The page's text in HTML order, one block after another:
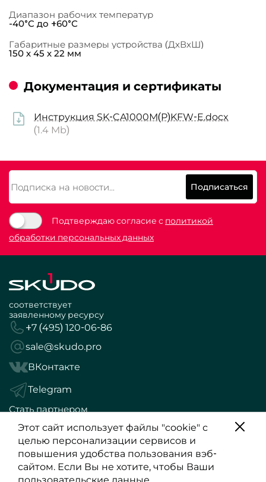
Диапазон рабочих температур
-40°C до +60°С
Габаритные размеры устройства (ДхВхШ)
150 х 45 х 22 мм
Документация и сертификаты
Инструкция SK-CA1000М(P)KFW-E.docx
(1.4 Mb)
Этот сайт использует файлы "cookie" с
целью персонализации сервисов и
повышения удобства пользования вэб-
сайтом. Если Вы не хотите, чтобы Ваши
Подписаться
Подтверждаю согласие с политикой
обработки персональных данных
соответствует
заявленному ресурсу
+7 (495) 120-06-86
sale@skudo.pro
ВКонтакте
Telegram
Стать партнером
Политика конфиденциальности
Обращаем Ваше внимание, что вся информация,
размещенная на данном интернет-сайте, носит
информационный характер и не является публичной